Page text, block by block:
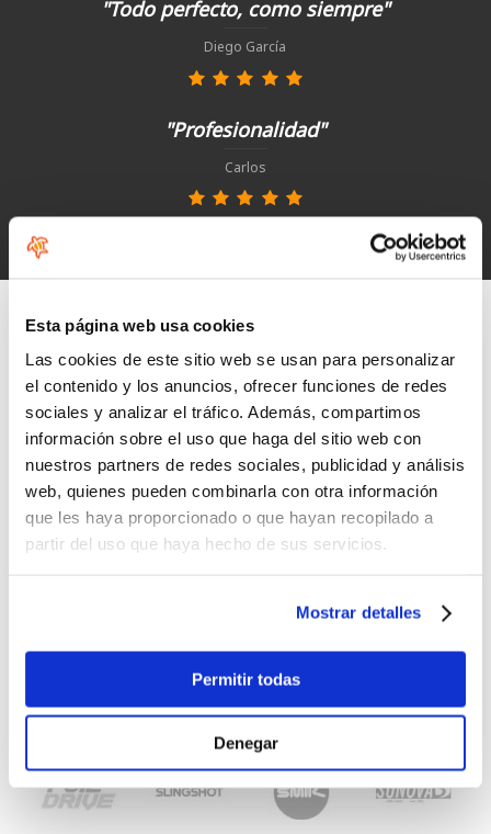
Esta página web usa cookies
Las cookies de este sitio web se usan para personalizar
el contenido y los anuncios, ofrecer funciones de redes
sociales y analizar el tráfico. Además, compartimos
información sobre el uso que haga del sitio web con
nuestros partners de redes sociales, publicidad y análisis
web, quienes pueden combinarla con otra información
que les haya proporcionado o que hayan recopilado a
partir del uso que haya hecho de sus servicios.
Mostrar detalles
Permitir todas
Denegar
"Todo perfecto, como siempre"
Diego García
"Profesionalidad"
Carlos